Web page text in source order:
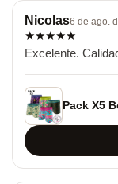
Nicolas6 de ago.
★★★★★
Excelente.
Pack X5